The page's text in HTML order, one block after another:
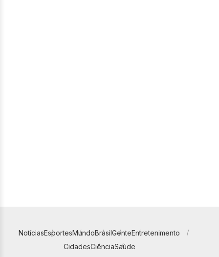
NotíciasEsportesMundoBrasilGenteEntretenimento
CidadesCiênciaSaúde